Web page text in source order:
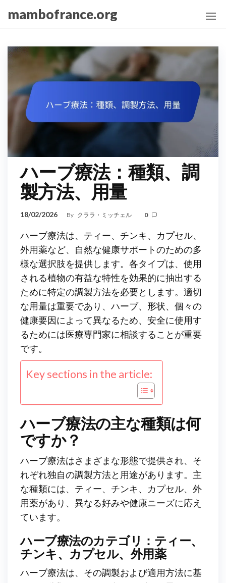
content
mambofrance.org
ハーブ療法：種類、調
製方法、用量
18/02/2026 By クララ・ミッチェル 0
ハーブ療法は、ティー、チンキ、カプセル、
外用薬など、自然な健康サポートのための多
様な選択肢を提供します。各タイプは、使用
される植物の有益な特性を効果的に抽出する
ために特定の調製方法を必要とします。適切
な用量は重要であり、ハーブ、形状、個々の
健康要因によって異なるため、安全に使用す
るためには医療専門家に相談することが重要
です。
Key sections in the article:
ハーブ療法の主な種類は何
ですか？
ハーブ療法はさまざまな形態で提供され、そ
れぞれ独自の調製方法と用途があります。主
な種類には、ティー、チンキ、カプセル、外
用薬があり、異なる好みや健康ニーズに応え
ています。
ハーブ療法のカテゴリ：ティー、
チンキ、カプセル、外用薬
ハーブ療法は、その調製および適用方法に基